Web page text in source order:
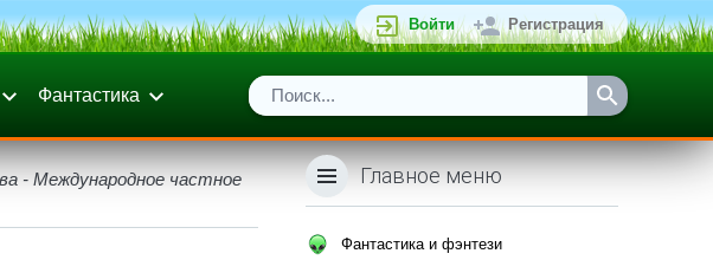
Войти Регистрация
Фантастика
- Международное частное
Главное меню
Фантастика и фэнтези